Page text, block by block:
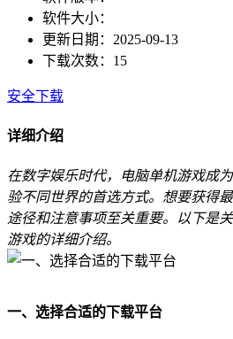
软件大小：
更新日期：2025-09-13
下载次数：15
安全下载
详细介绍
在数字娱乐时代，电脑单机游戏成
验不同世界的首选方式。想要获得
途径和注意事项至关重要。以下是
游戏的详细介绍。
一、选择合适的下载平台